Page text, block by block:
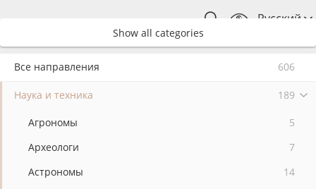
Русский
Show all categories
Все направления 606
Наука и техника 189
Агрономы
5
Археологи
7
Астрономы
14